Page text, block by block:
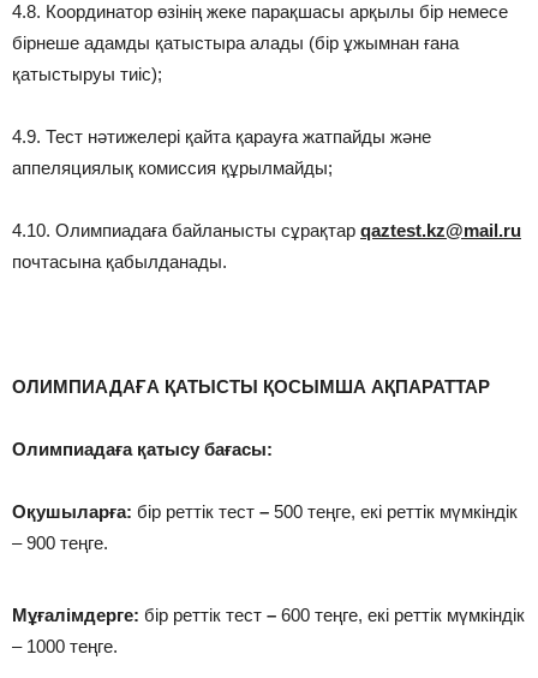
4.8. Координатор өзінің жеке парақшасы арқылы бір немесе
бірнеше адамды қатыстыра алады (бір ұжымнан ғана
қатыстыруы тиіс);
4.9. Тест нәтижелері қайта қарауға жатпайды және
аппеляциялық комиссия құрылмайды;
4.10. Олимпиадаға байланысты сұрақтар qaztest.kz@mail.ru
почтасына қабылданады.
ОЛИМПИАДАҒА ҚАТЫСТЫ ҚОСЫМША АҚПАРАТТАР
Олимпиадаға қатысу бағасы:
Оқушыларға: бір реттік тест – 500 теңге, екі реттік мүмкіндік
– 900 теңге.
Мұғалімдерге: бір реттік тест – 600 теңге, екі реттік мүмкіндік
– 1000 теңге.